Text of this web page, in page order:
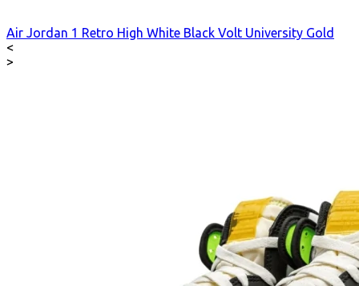
Air Jordan 1 Retro High White Black Volt University Gold
<
>